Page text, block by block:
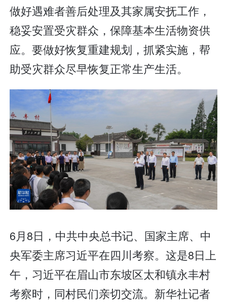
做好遇难者善后处理及其家属安抚工作，
稳妥安置受灾群众，保障基本生活物资供
应。要做好恢复重建规划，抓紧实施，帮
助受灾群众尽早恢复正常生产生活。
6月8日，中共中央总书记、国家主席、中
央军委主席习近平在四川考察。这是8日上
午，习近平在眉山市东坡区太和镇永丰村
考察时，同村民们亲切交流。新华社记者